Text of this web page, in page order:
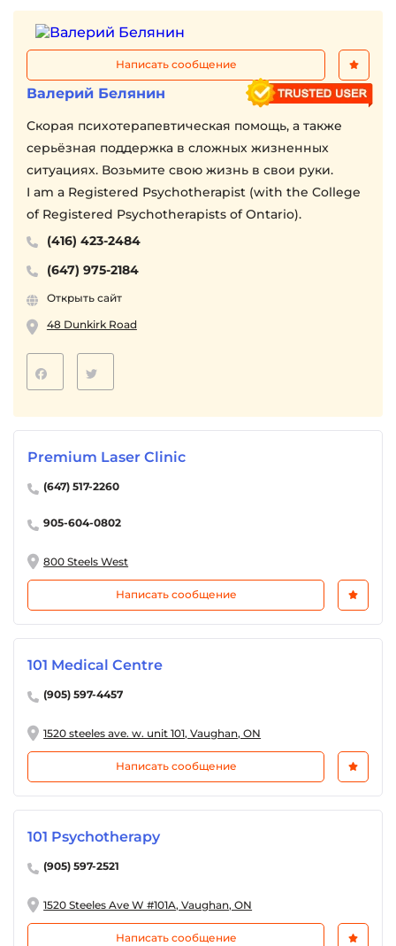
Написать сообщение
Валерий Белянин
Скорая психотерапевтическая помощь, а также
серьёзная поддержка в сложных жизненных
ситуациях. Возьмите свою жизнь в свои руки.
I am a Registered Psychotherapist (with the College
of Registered Psychotherapists of Ontario).
(416) 423-2484
(647) 975-2184
Открыть сайт
48 Dunkirk Road
Premium Laser Clinic
(647) 517-2260
905-604-0802
800 Steels West
Написать сообщение
101 Medical Centre
(905) 597-4457
1520 steeles ave. w. unit 101, Vaughan, ON
Написать сообщение
101 Psychotherapy
(905) 597-2521
1520 Steeles Ave W #101A, Vaughan, ON
Написать сообщение